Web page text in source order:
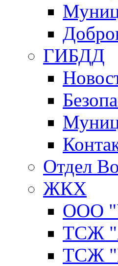
ГИБДД
Отдел
ЖКХ
ООО
ТСЖ
ТСЖ